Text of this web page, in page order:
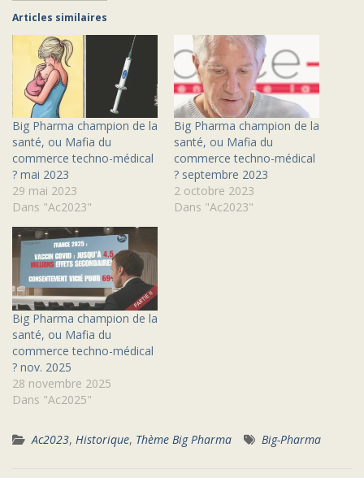
Articles similaires
Big Pharma champion de la
santé, ou Mafia du
commerce techno-médical
? mai 2023
29 mai 2023
Dans "Ac2023"
Big Pharma champion de la
santé, ou Mafia du
commerce techno-médical
? septembre 2023
2 octobre 2023
Dans "Ac2023"
Big Pharma champion de la
santé, ou Mafia du
commerce techno-médical
? nov. 2025
28 novembre 2025
Dans "Ac2025"
Ac2023, Historique, Thème Big Pharma Big-Pharma